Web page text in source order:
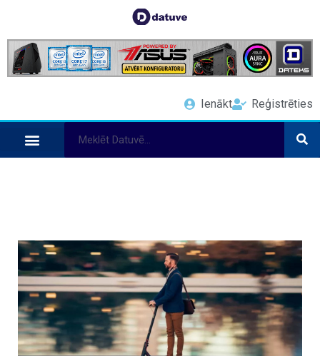
Ienākt Reģistrēties